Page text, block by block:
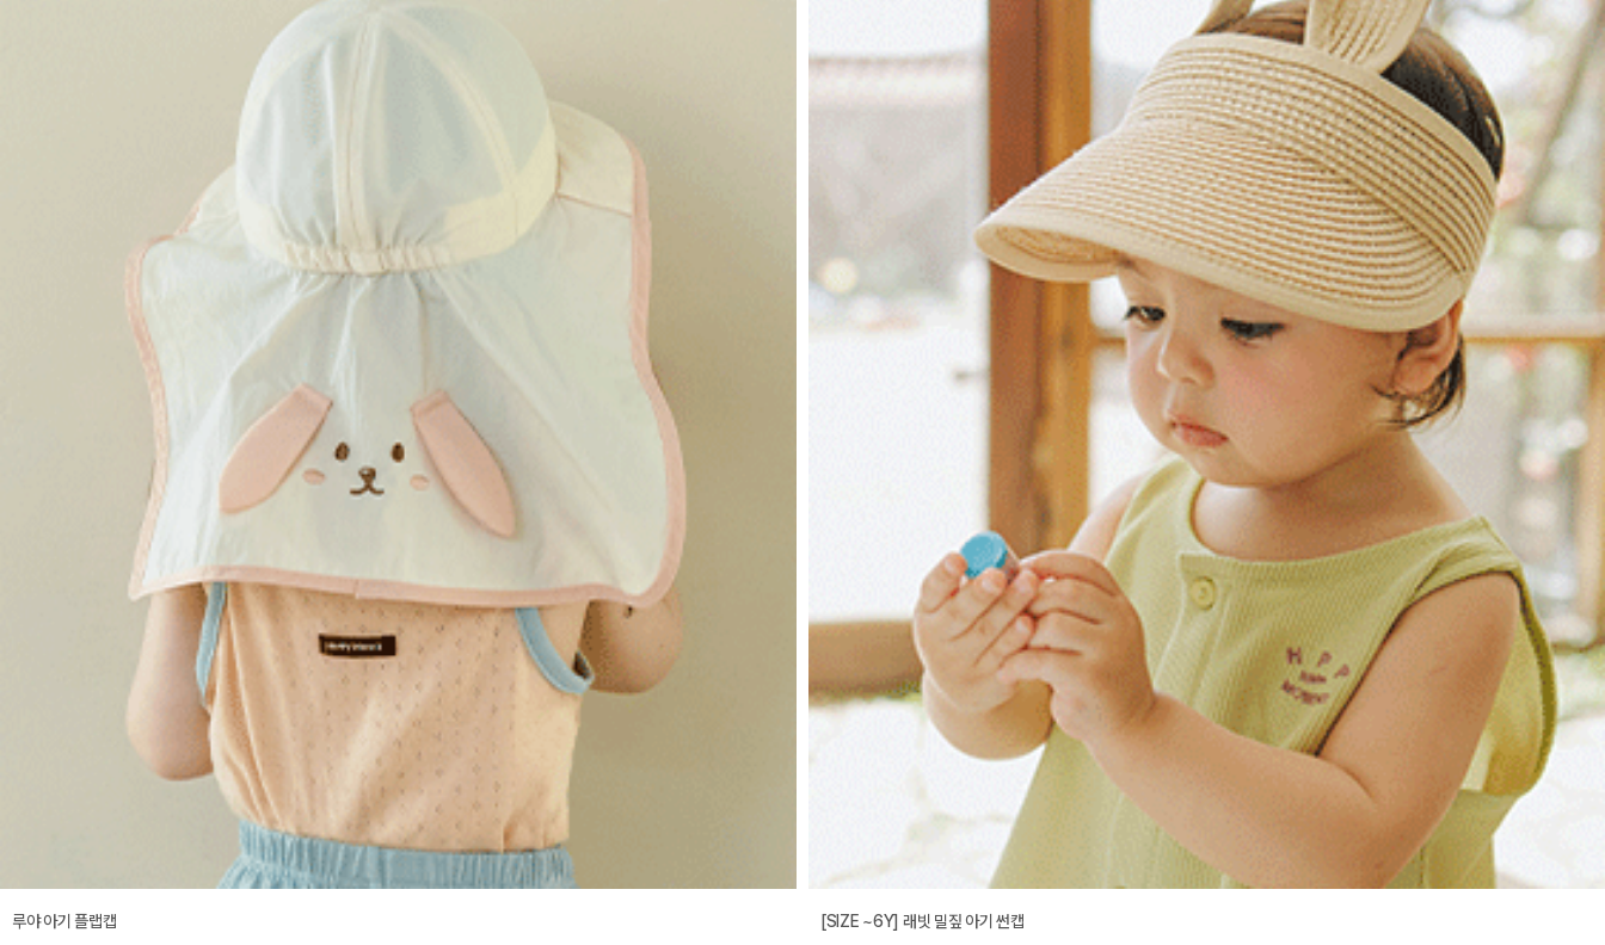
루야 아기 플랩캡 [SIZE ~6Y] 래빗 밀짚 아기 썬캡